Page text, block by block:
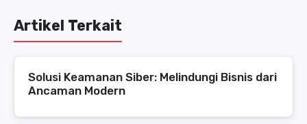
Artikel Terkait
Solusi Keamanan Siber: Melindungi Bisnis dari
Ancaman Modern